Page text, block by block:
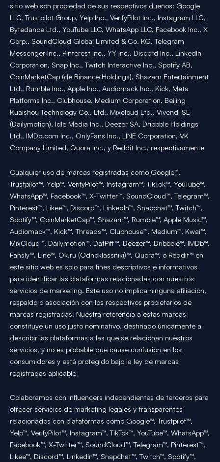
sitio web son propiedad de sus respectivos dueños: Google
LLC, Trustpilot Group, Yelp Inc., VerifyPilot Inc., Instagram LLC,
Bytedance Ltd., YouTube LLC, WhatsApp LLC, Facebook Inc., X
Corp., SoundCloud Global Limited & Co. KG, Telegram
Messenger Inc., Pinterest Inc., YY Inc., Discord Inc., LinkedIn
Corporation, Snap Inc., Twitch Interactive Inc., Spotify AB,
CoinMarketCap (de Binance Holdings), Shazam Entertainment
Ltd., Rumble Inc., Apple Inc., Audiomack Inc., Kick, Meta
Platforms Inc., Clubhouse, Medium Corporation, Beijing
Kuaishou Technology Co., Ltd., Mixcloud Ltd., Vivendi SE
(Dailymotion), Idle Media Inc., Deezer SA, Dribbble Holdings
Ltd., IMDb.com Inc., OnlyFans Inc., LINE Corporation, VK
Company Limited, Quora Inc., y Reddit Inc., respectivamente
Cualquier uso de marcas registradas como Google™,
Trustpilot™, Yelp™, VerifyPilot™, Instagram™, TikTok™, YouTube™,
WhatsApp™, Facebook™, X-Twitter™, SoundCloud™, Telegram™,
Pinterest™, Likee™, Discord™, LinkedIn™, Snapchat™, Twitch™,
Spotify™, CoinMarketCap™, Shazam™, Rumble™, Apple Music™,
Audiomack™, Kick™, Threads™, Clubhouse™, Medium™, Kwai™,
MixCloud™, Dailymotion™, DatPiff™, Deezer™, Dribbble™, IMDb™,
Fansly™, Line™, Ok.ru (Odnoklassniki)™, Quora™, o Reddit™ en
este sitio web es solo para fines descriptivos e informativos
para identificar las plataformas relacionadas con nuestros
servicios de marketing. Este uso no implica ninguna afiliación,
respaldo o asociación con los respectivos propietarios de
marcas registradas. Nuestra referencia a estas marcas
constituye un uso justo nominativo, destinado únicamente a
describir las plataformas a las que se relacionan nuestros
servicios, y no es probable que cause confusión en los
consumidores y está protegido bajo la ley de marcas
registradas aplicable
Colaboramos con influencers independientes de terceros para
ofrecer servicios de marketing legales y transparentes
relacionados con plataformas como Google™, Trustpilot™,
Yelp™, VerifyPilot™, Instagram™, TikTok™, YouTube™, WhatsApp™,
Facebook™, X-Twitter™, SoundCloud™, Telegram™, Pinterest™,
Likee™, Discord™, LinkedIn™, Snapchat™, Twitch™, Spotify™,